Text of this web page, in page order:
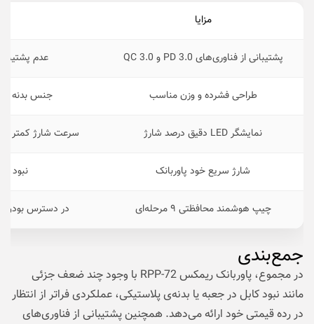
مزایا
پشتیبانی از فناوری‌های PD 3.0 و QC 3.0 عدم
طراحی فشرده و وزن مناسب جنس بدنه
نمایشگر LED دقیق درصد شارژ سرعت شارژ کمتر نسبت
شارژ سریع خود پاوربانک نبود
چیپ هوشمند محافظتی ۹ مرحله‌ای در دسترس بودن
جمع‌بندی
در مجموع، پاوربانک ریمکس RPP-72 با وجود چند ضعف جزئی
مانند نبود کابل در جعبه یا بدنه‌ی پلاستیکی، عملکردی فراتر از انتظار
در رده قیمتی خود ارائه می‌دهد. همچنین پشتیبانی از فناوری‌های